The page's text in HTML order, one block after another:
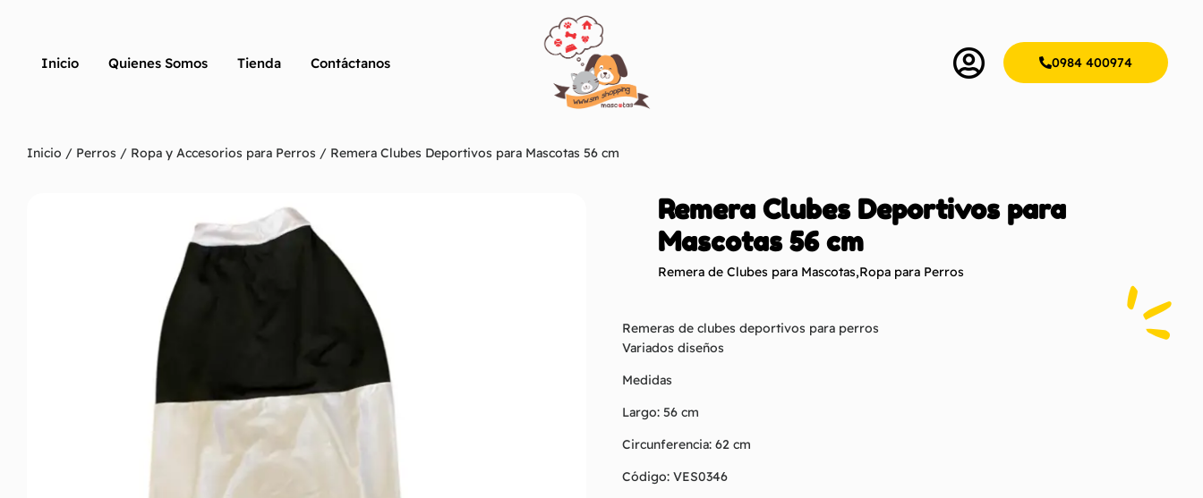
Inicio Quienes Somos Tienda Contáctanos 0984 400974
Inicio / Perros / Ropa y Accesorios para Perros / Remera Clubes Deportivos para Mascotas 56 cm
Remera Clubes Deportivos para
Mascotas 56 cm
Remera de Clubes para Mascotas,Ropa para Perros
Remeras de clubes deportivos para perros
Variados diseños
Medidas
Largo: 56 cm
Circunferencia: 62 cm
Código: VES0346